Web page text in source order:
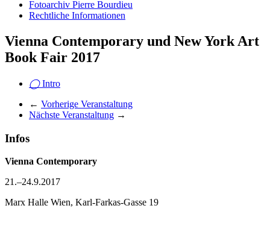
Fotoarchiv Pierre Bourdieu
Rechtliche Informationen
Vienna Contemporary und New York Art
Book Fair 2017
◯Intro
← Vorherige Veranstaltung
Nächste Veranstaltung →
Infos
Vienna Contemporary
21.–24.9.2017
Marx Halle Wien, Karl-Farkas-Gasse 19